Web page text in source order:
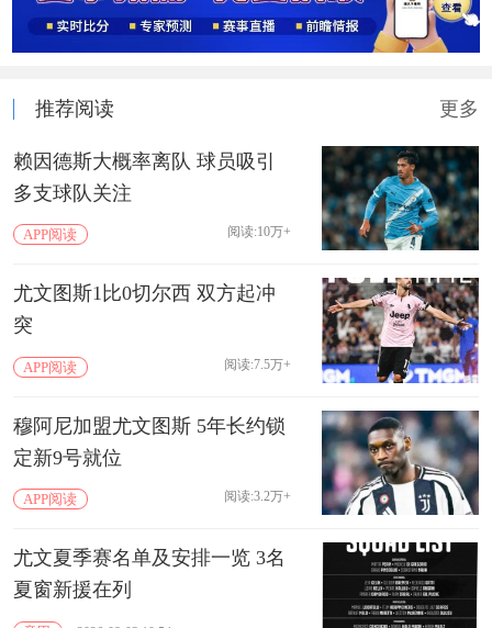
推荐阅读 更多
赖因德斯大概率离队 球员吸引
多支球队关注
APP阅读 阅读:10万+
尤文图斯1比0切尔西 双方起冲
突
APP阅读 阅读:7.5万+
穆阿尼加盟尤文图斯 5年长约锁
定新9号就位
APP阅读 阅读:3.2万+
尤文夏季赛名单及安排一览 3名
夏窗新援在列